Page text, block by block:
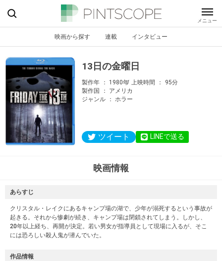
映画から探す 連載 インタビュー
13日の金曜日
製作年 1980年 上映時間
95分
製作国
アメリカ
ジャンル
ホラー
ツイート LINEで送る
映画情報
あらすじ
クリスタル・レイクにあるキャンプ場の湖で、少年が溺死するという事故が
起きる。それから惨劇が続き、キャンプ場は閉鎖されてしまう。しかし、
20年以上経ち、再開が決定。若い男女が指導員として現場に入るが、そこ
には恐ろしい殺人鬼が潜んでいた。
作品情報